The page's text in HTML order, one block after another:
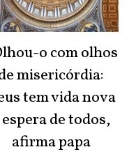
o com olhos
misericórdia:
tem vida nova
espera de todos,
afirma papa